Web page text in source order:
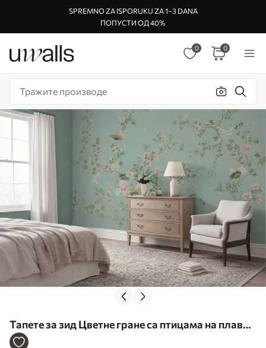
SPREMNO ZA ISPORUKU ZA 1–3 DANA
ПОПУСТИ ОД 40%
0 0
Тапете за зид Цветне гране са птицама на плавој
позадини бр. w05416v1